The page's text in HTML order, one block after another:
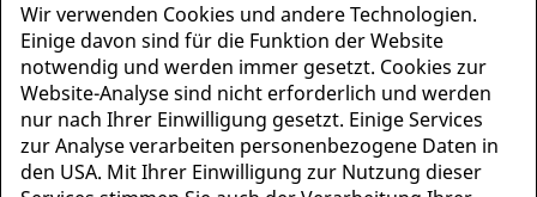
Nephrektomie.
Wir verwenden Cookies und andere Technologien.
Einige davon sind für die Funktion der Website
notwendig und werden immer gesetzt. Cookies zur
Website-Analyse sind nicht erforderlich und werden
nur nach Ihrer Einwilligung gesetzt. Einige Services
zur Analyse verarbeiten personenbezogene Daten in
den USA. Mit Ihrer Einwilligung zur Nutzung dieser